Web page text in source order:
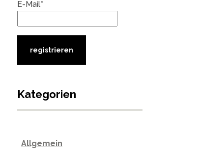
E-Mail*
Kategorien
Allgemein